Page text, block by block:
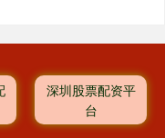
深圳股票配资平
台